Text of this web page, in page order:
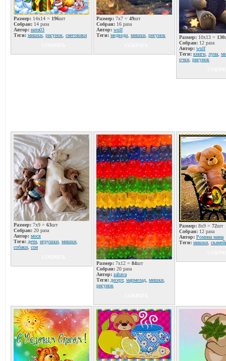
Размер: 14x14 = 196шт
Собран: 14 раза
Автор: ната03
Теги: мишки рисунок снеговики
Размер: 7x7 = 49шт
Собран: 16 раза
Автор: wulf
Теги: медведи мишки рисунок
Размер: 10x13 = 130
Собран: 12 раза
Автор: wulf
Теги: книги луна
очки рисунок
Размер: 7x9 = 63шт
Собран: 20 раза
Автор: мося
Теги: дети игрушки мишки
собаки сон
Размер: 7x12 = 84шт
Собран: 20 раза
Автор: zabava
Теги: десерт, мармелад мишки
рисунок
Размер: 8x9 = 72шт
Собран: 12 раза
Автор: Ромина мама
Теги: мишки